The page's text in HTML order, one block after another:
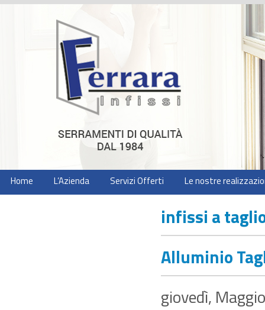
Home L’Azienda Servizi Offerti Le nostre
infissi a
Alluminio
giovedì,